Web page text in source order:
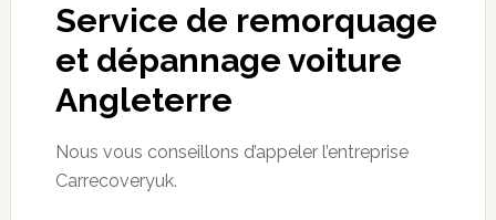
Service de remorquage
et dépannage voiture
Angleterre
Nous vous conseillons d’appeler l’entreprise
Carrecoveryuk.